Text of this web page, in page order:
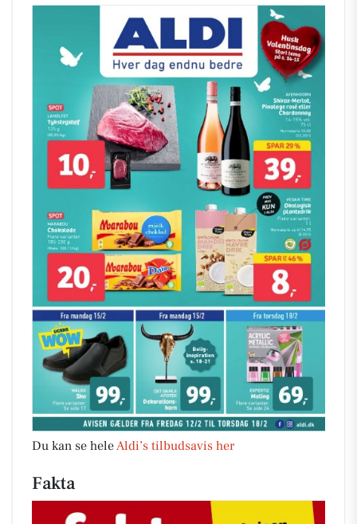
Du kan se heleAldi’s tilbudsavis her
Fakta